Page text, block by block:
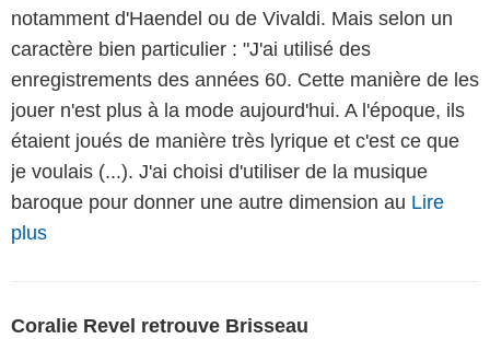
notamment d'Haendel ou de Vivaldi. Mais selon un
caractère bien particulier : "J'ai utilisé des
enregistrements des années 60. Cette manière de les
jouer n'est plus à la mode aujourd'hui. A l'époque, ils
étaient joués de manière très lyrique et c'est ce que
je voulais (...). J'ai choisi d'utiliser de la musique
baroque pour donner une autre dimension au Lire
plus
Coralie Revel retrouve Brisseau